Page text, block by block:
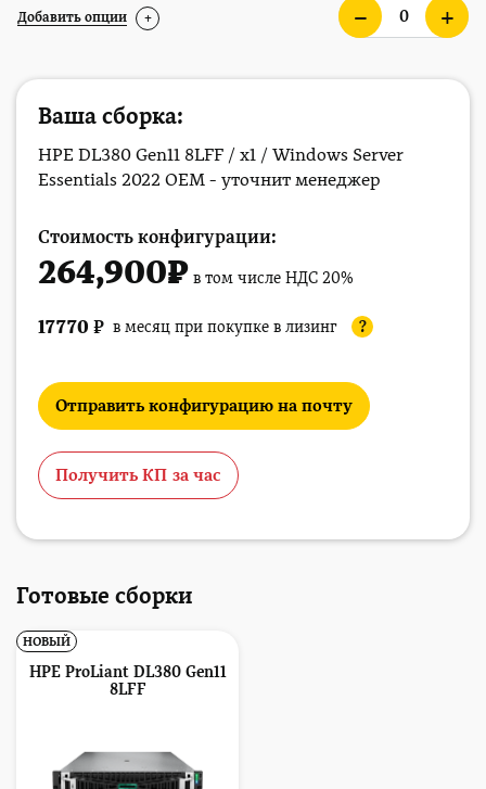
Добавить опции +
Ваша сборка:
HPE DL380 Gen11 8LFF / x1 / Windows Server
Essentials 2022 OEM - уточнит менеджер
Стоимость конфигурации:
264,900₽ в том числе НДС 20%
17770 ₽ в месяц при покупке в лизинг ?
Отправить конфигурацию на почту
Получить КП за час
Готовые сборки
HPE ProLiant DL380 Gen11
8LFF
НОВЫЙ